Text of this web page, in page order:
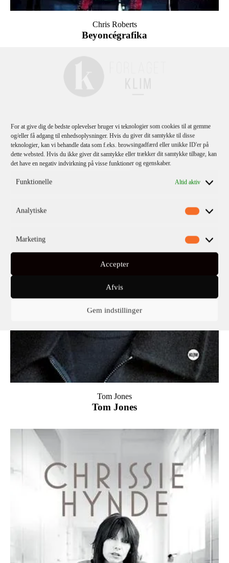
For at give dig de bedste oplevelser bruger vi teknologier som cookies til at gemme
og/eller få adgang til enhedsoplysninger. Hvis du giver dit samtykke til disse
teknologier, kan vi behandle data som f.eks. browsingadfærd eller unikke ID'er på
dette websted. Hvis du ikke giver dit samtykke eller trækker dit samtykke tilbage, kan
det have en negativ indvirkning på visse funktioner og egenskaber.
Funktionelle Altid aktiv
Analytiske
Marketing
Accepter
Afvis
Gem indstillinger
Beyoncégrafika
Chris Roberts
Tom Jones
Tom Jones